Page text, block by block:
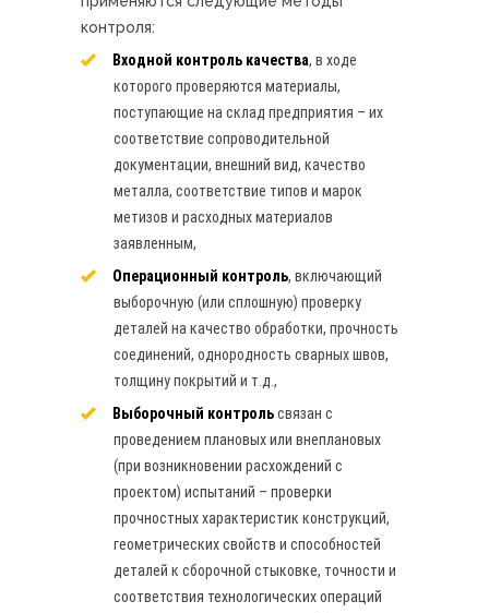
контроля:
Входной контроль качества, в ходе
которого проверяются материалы,
поступающие на склад предприятия – их
соответствие сопроводительной
документации, внешний вид, качество
металла, соответствие типов и марок
метизов и расходных материалов
заявленным,
Операционный контроль, включающий
выборочную (или сплошную) проверку
деталей на качество обработки, прочность
соединений, однородность сварных швов,
толщину покрытий и т.д.,
Выборочный контрольсвязан с
проведением плановых или внеплановых
(при возникновении расхождений с
проектом) испытаний – проверки
прочностных характеристик конструкций,
геометрических свойств и способностей
деталей к сборочной стыковке, точности и
соответствия технологических операций